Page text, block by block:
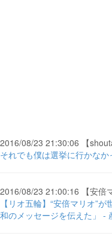
2016/08/23 21:30:06 【
それでも僕は選挙に行かな
2016/08/23 21:00:16 【安倍
【リオ五輪】“安倍マリオ”
和のメッセージを伝えた」 -